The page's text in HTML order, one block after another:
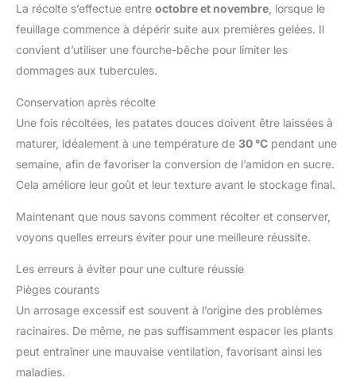
La récolte s’effectue entre octobre et novembre , lorsque le
feuillage commence à dépérir suite aux premières gelées. Il
convient d’utiliser une fourche-bêche pour limiter les
dommages aux tubercules.
Conservation après récolte
Une fois récoltées, les patates douces doivent être laissées à
maturer, idéalement à une température de 30 °C pendant une
semaine, afin de favoriser la conversion de l’amidon en sucre.
Cela améliore leur goût et leur texture avant le stockage final.
Maintenant que nous savons comment récolter et conserver,
voyons quelles erreurs éviter pour une meilleure réussite.
Les erreurs à éviter pour une culture réussie
Pièges courants
Un arrosage excessif est souvent à l’origine des problèmes
racinaires. De même, ne pas suffisamment espacer les plants
peut entraîner une mauvaise ventilation, favorisant ainsi les
maladies.